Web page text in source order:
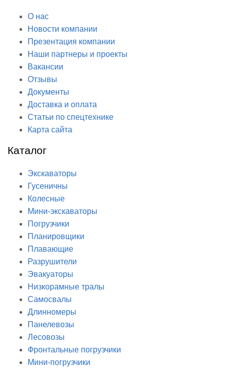
О нас
Новости компании
Презентация компании
Наши партнеры и проекты
Вакансии
Отзывы
Документы
Доставка и оплата
Статьи по спецтехнике
Карта сайта
Каталог
Экскаваторы
Гусеничны
Колесные
Мини-экскаваторы
Погрузчики
Планировщики
Плавающие
Разрушители
Эвакуаторы
Низкорамные тралы
Самосвалы
Длинномеры
Панелевозы
Лесовозы
Фронтальные погрузчики
Мини-погрузчики